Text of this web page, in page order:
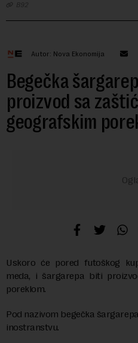
B92
Autor: Nova Ekonomija
Begečka
proizvod sa
geografskim
Uskoro će pored futoškog
meda, i šargarepa biti
poreklom.
Pod nazivom begečka
inostranstvu.